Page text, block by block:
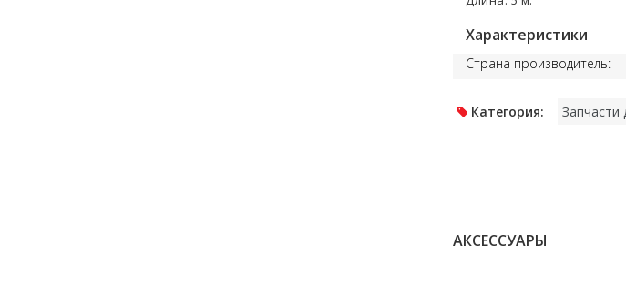
Характеристики
Страна производитель:
Категория: Запчасти
АКСЕССУАРЫ